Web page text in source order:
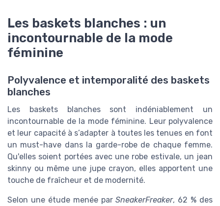
Les baskets blanches : un
incontournable de la mode
féminine
Polyvalence et intemporalité des baskets
blanches
Les baskets blanches sont indéniablement un
incontournable de la mode féminine. Leur polyvalence
et leur capacité à s’adapter à toutes les tenues en font
un must-have dans la garde-robe de chaque femme.
Qu'elles soient portées avec une robe estivale, un jean
skinny ou même une jupe crayon, elles apportent une
touche de fraîcheur et de modernité.
Selon une étude menée parSneakerFreaker, 62 % des